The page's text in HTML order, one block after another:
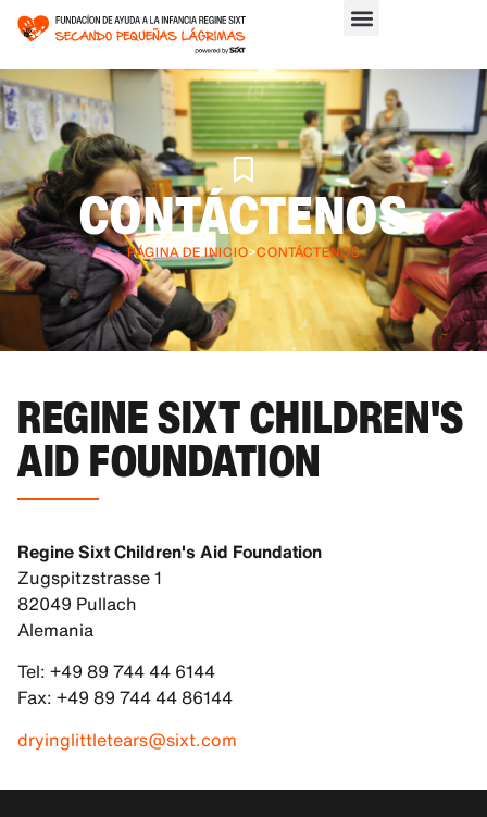
CONTÁCTENOS
PÁGINA DE INICIO>CONTÁCTENOS
REGINE SIXT CHILDREN'S
AID FOUNDATION
Regine Sixt Children's Aid Foundation
Zugspitzstrasse 1
82049 Pullach
Alemania
Tel: +49 89 744 44 6144
Fax: +49 89 744 44 86144
dryinglittletears@sixt.com